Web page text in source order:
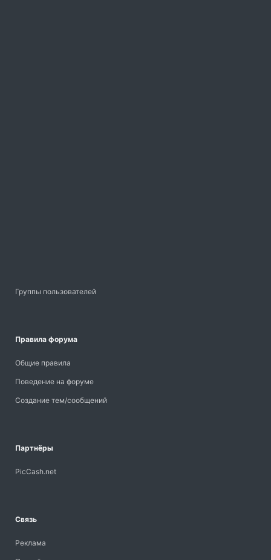
Группы пользователей
Правила форума
Общие правила
Поведение на форуме
Создание тем/сообщений
Партнёры
PicCash.net
Связь
Реклама